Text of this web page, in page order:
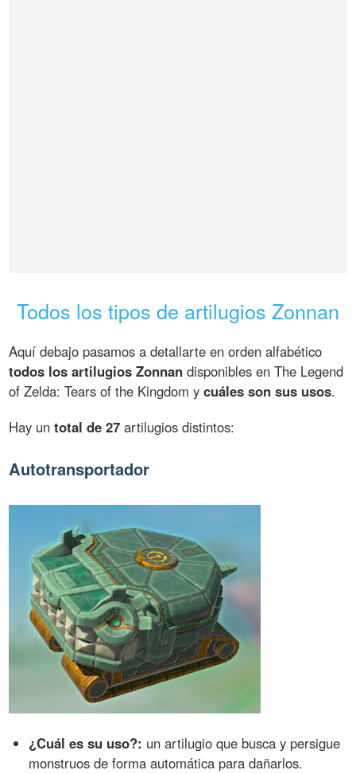
Todos los tipos de artilugios Zonnan
Aquí debajo pasamos a detallarte en orden alfabético
todos los artilugios Zonnan disponibles en The Legend
of Zelda: Tears of the Kingdom ycuáles son sus usos.
Hay untotal de 27 artilugios distintos:
Autotransportador
¿Cuál es su uso?: un artilugio que busca y persigue
monstruos de forma automática para dañarlos.